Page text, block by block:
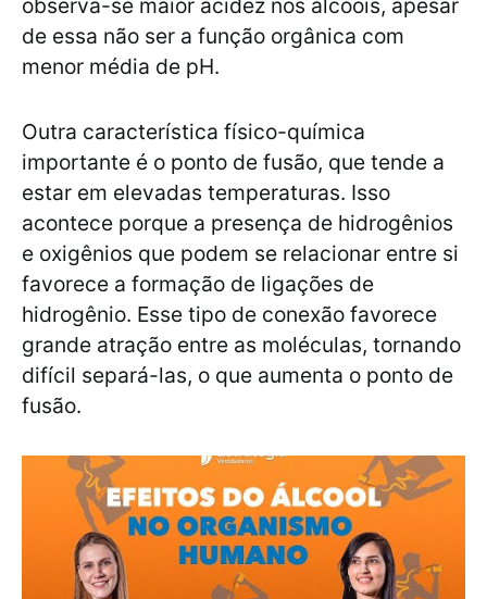
observa-se maior acidez nos álcoois, apesar
de essa não ser a função orgânica com
menor média de pH.
Outra característica físico-química
importante é o ponto de fusão, que tende a
estar em elevadas temperaturas. Isso
acontece porque a presença de hidrogênios
e oxigênios que podem se relacionar entre si
favorece a formação de ligações de
hidrogênio. Esse tipo de conexão favorece
grande atração entre as moléculas, tornando
difícil separá-las, o que aumenta o ponto de
fusão.